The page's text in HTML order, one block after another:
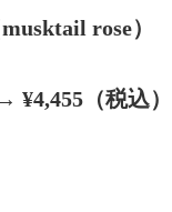
rose）
¥4,455（税込）